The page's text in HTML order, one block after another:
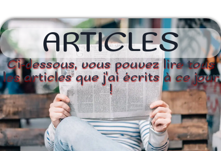
ARTICLES
Ci-dessous, vous pouvez lire tous
les articles que j'ai écrits à ce jour
!